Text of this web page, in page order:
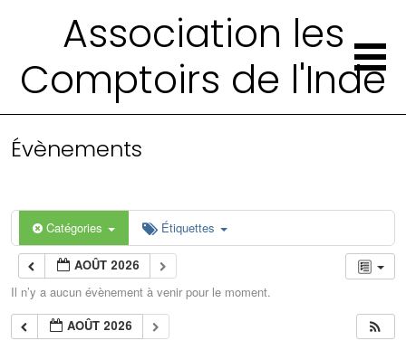
Association les
Comptoirs de l'Inde
Évènements
Catégories Étiquettes
AOÛT 2026
Il n’y a aucun évènement à venir pour le moment.
AOÛT 2026